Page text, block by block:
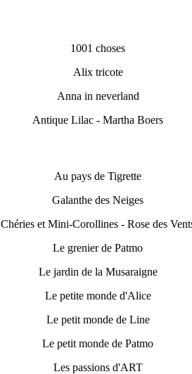
1001 choses
Alix tricote
Anna in neverland
Antique Lilac - Martha Boers
Au pays de Tigrette
Galanthe des Neiges
Chéries et Mini-Corollines - Rose des
Le grenier de Patmo
Le jardin de la Musaraigne
Le petite monde d'Alice
Le petit monde de Line
Le petit monde de Patmo
Les passions d'ART